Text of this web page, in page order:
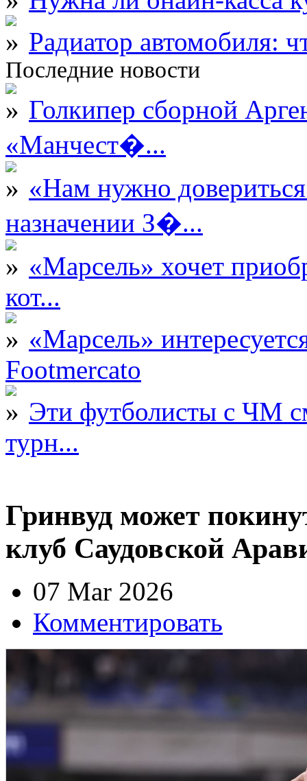
Радиатор автомобиля:
Последние новости
Голкипер сборной
«Манчест�...
«Нам нужно
назначении З�...
«Марсель» хочет
кот...
«Марсель»
Footmercato
Эти футболисты с ЧМ
турн...
Гринвуд может
клуб Саудовской
07 Mar 2026
Комментировать